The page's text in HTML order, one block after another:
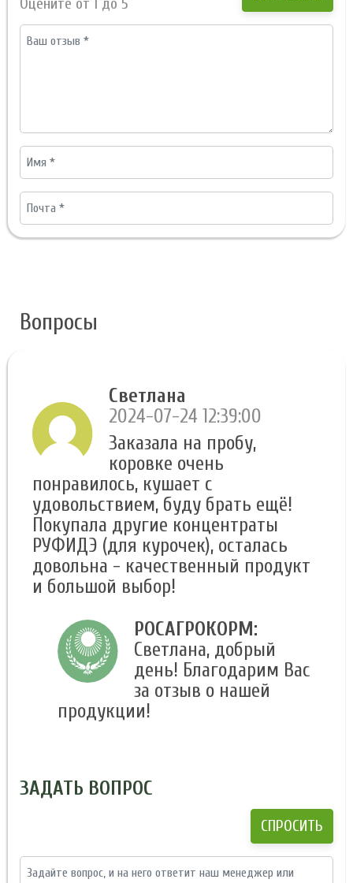
Вопросы
Светлана
2024-07-24 12:39:00
Заказала на пробу,
коровке очень
понравилось, кушает с
удовольствием, буду брать ещё!
Покупала другие концентраты
РУФИДЭ (для курочек), осталась
довольна - качественный продукт
и большой выбор!
РОСАГРОКОРМ:
Светлана, добрый
день! Благодарим Вас
за отзыв о нашей
продукции!
ЗАДАТЬ ВОПРОС